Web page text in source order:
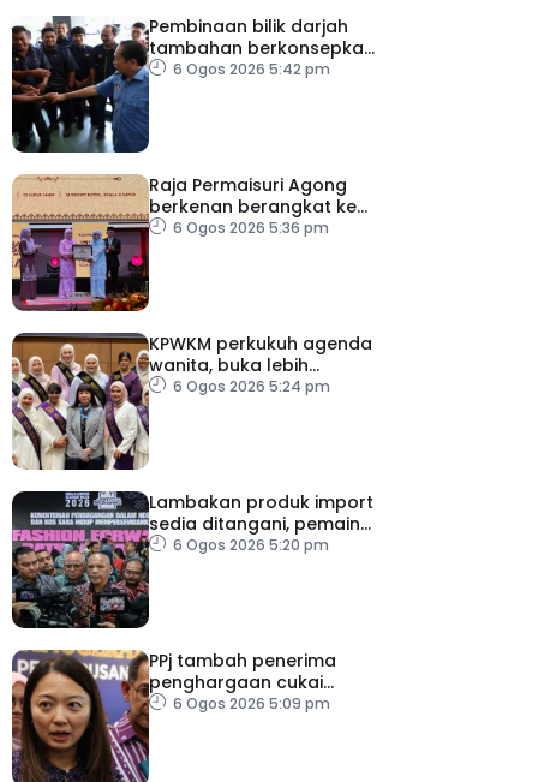
Pembinaan bilik darjah
tambahan berkonsepkan
MPS di sekolah terpilih,
6 Ogos 2026 5:42 pm
Raja Permaisuri Agong
berkenan berangkat ke
Majlis Anugerah Sastera
6 Ogos 2026 5:36 pm
KPWKM perkukuh agenda
wanita, buka lebih
banyak peluang
6 Ogos 2026 5:24 pm
Lambakan produk import
sedia ditangani, pemain
industri tempatan
6 Ogos 2026 5:20 pm
PPj tambah penerima
penghargaan cukai
taksiran
6 Ogos 2026 5:09 pm